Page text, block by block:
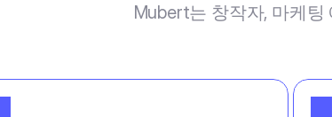
Mubert는 창작자, 마케팅